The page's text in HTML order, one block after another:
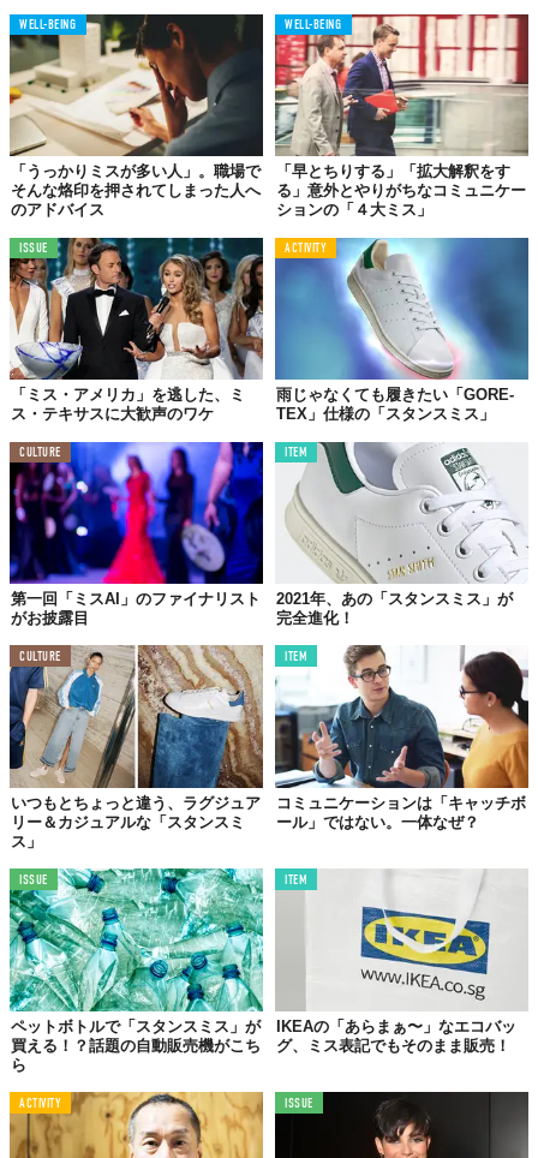
WELL-BEING
「うっかりミスが多い人」。職場で
そんな烙印を押されてしまった人へ
のアドバイス
WELL-BEING
「早とちりする」「拡大解釈をす
る」意外とやりがちなコミュニケー
ションの「４大ミス」
ISSUE
「ミス・アメリカ」を逃した、ミ
ス・テキサスに大歓声のワケ
ACTIVITY
雨じゃなくても履きたい「GORE-
TEX」仕様の「スタンスミス」
CULTURE
第一回「ミスAI」のファイナリスト
がお披露目
ITEM
2021年、あの「スタンスミス」が
完全進化！
CULTURE
いつもとちょっと違う、ラグジュア
リー＆カジュアルな「スタンスミ
ス」
ITEM
コミュニケーションは「キャッチボ
ール」ではない。一体なぜ？
ISSUE
ペットボトルで「スタンスミス」が
買える！？話題の自動販売機がこち
ら
ITEM
IKEAの「あらまぁ〜」なエコバッ
グ、ミス表記でもそのまま販売！
ACTIVITY ISSUE